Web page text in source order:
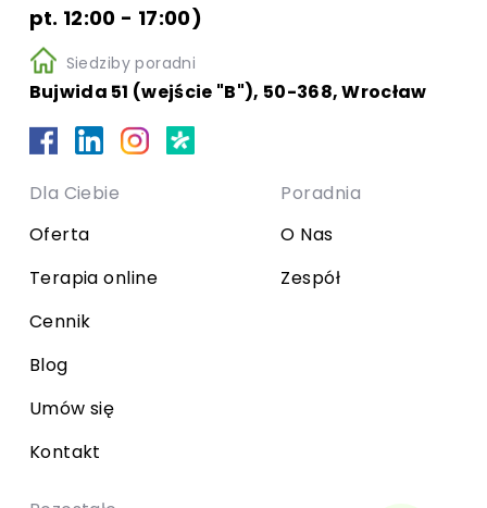
pt. 12:00 - 17:00)
Siedziby poradni
Bujwida 51 (wejście "B"), 50-368, Wrocław
Dla Ciebie
Oferta
Terapia online
Cennik
Blog
Umów się
Kontakt
Poradnia
O Nas
Zespół